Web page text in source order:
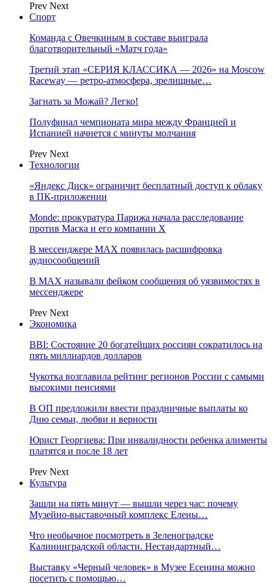
Prev Next
Спорт
Команда с Овечкиным в составе выиграла
благотворительный «Матч года»
Третий этап «СЕРИЯ КЛАССИКА — 2026» на Moscow
Raceway — ретро‑атмосфера, зрелищные…
Загнать за Можай? Легко!
Полуфинал чемпионата мира между Францией и
Испанией начнется с минуты молчания
Prev Next
Технологии
«Яндекс Диск» ограничит бесплатный доступ к облаку
в ПК-приложении
Monde: прокуратура Парижа начала расследование
против Маска и его компании X
В мессенджере MAX появилась расшифровка
аудиосообщений
В МAX называли фейком сообщения об уязвимостях в
мессенджере
Prev Next
Экономика
BBI: Состояние 20 богатейших россиян сократилось на
пять миллиардов долларов
Чукотка возглавила рейтинг регионов России с самыми
высокими пенсиями
В ОП предложили ввести праздничные выплаты ко
Дню семьи, любви и верности
Юрист Георгиева: При инвалидности ребенка алименты
платятся и после 18 лет
Prev Next
Культура
Зашли на пять минут — вышли через час: почему
Музейно-выставочный комплекс Елены…
Что необычное посмотреть в Зеленоградске
Калининградской области. Нестандартный…
Выставку «Черный человек» в Музее Есенина можно
посетить с помощью…